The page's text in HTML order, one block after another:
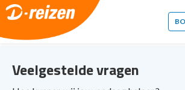
2. Paste this code immediately after the opening
Veelgestelde vragen